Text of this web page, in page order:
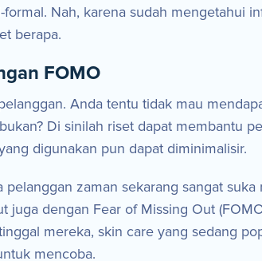
Nah, karena sudah mengetahui
berapa.
FOMO
Anda tentu tidak mau
Di sinilah riset dapat membantu
digunakan pun dapat diminimalisir.
pelanggan zaman sekarang sangat
juga dengan Fear of Missing Out
mereka, skin care yang sedang
mencoba.